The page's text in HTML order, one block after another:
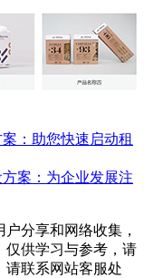
：助您快速启动租
案：为企业发展注
分享和网络收集，
仅供学习与参考，请
请联系网站客服处